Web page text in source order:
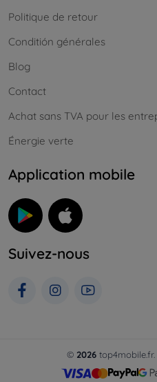
Politique de retour
Conditión générales
Blog
Contact
Achat sans TVA pour les
Énergie verte
Application mobile
Suivez-nous
© 2026 top4mobile.fr.